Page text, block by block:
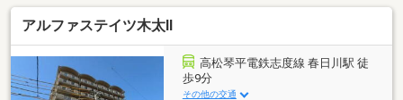
には各居室にクローゼットが完備され、豊富な収納力
を備えた間取り設計です。■リモートワークに最適な
ＤＥＮを採用！■駐車場は敷地内に総戸数を上回る台
数を確保。１１２％分。全区画平面区画で駐車もしや
すく乗り降りがラクなドアトゥードアーの快適住ま
い。■犬や猫など家族同然のペットと共生できる物件
アルファステイツ木太Ⅱ
高松琴平電鉄志度線 春日川駅 徒
歩9分
その他の交通